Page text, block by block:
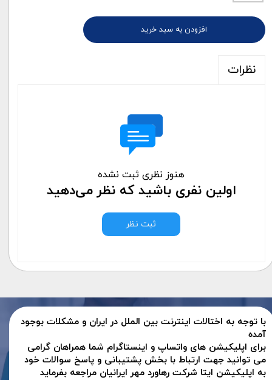
افزودن به سبد خرید
نظرات
هنوز نظری ثبت نشده
اولین نفری باشید که نظر می‌دهید
ثبت نظر
با توجه به اختالات اینترنت بین الملل در ایران و مشکلات بوجود
آمده
برای اپلیکیشن های واتساپ و اینستاگرام شما همراهان گرامی
می توانید جهت ارتباط با بخش پشتیبانی و پاسخ سوالات خود
به اپلیکیشن ایتا شرکت رهاورد مهر ایرانیان مراجعه بفرماید